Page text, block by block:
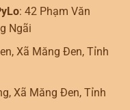
: 42 Phạm Văn
Ngãi
Xã Măng Đen, Tỉnh
Xã Măng Đen, Tỉnh